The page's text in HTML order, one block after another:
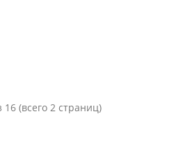
(всего 2 страниц)